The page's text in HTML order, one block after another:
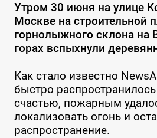
Утром 30 июня на улице
Москве на строительной
горнолыжного склона на
горах вспыхнули
Как стало известно
быстро
счастью, пожарным
локализовать огонь и
распространение.